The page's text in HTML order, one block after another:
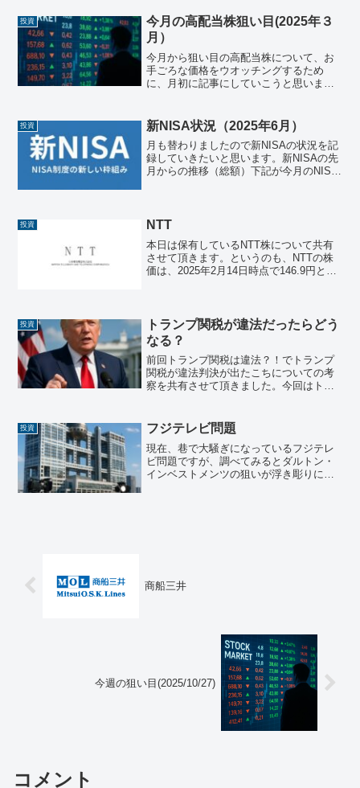
Ｐ...
投資
今月の高配当株狙い目(2025年３
月）
今月から狙い目の高配当株について、お
手ごろな価格をウオッチングするため
に、月初に記事にしていこうと思いま
紹介していくので、株価をチェックして
お手ごろな価格の場合は、購入...
投資 新NISA状況（2025年6月）
月も替わりましたので新NISAの状況を記
録していきたいと思います。新NISAの先
月からの推移（総額）下記が今月のNISA
５...
投資 NTT
本日は保有しているNTT株について共有
させて頂きます。というのも、NTTの株
価は、2025年2月14日時点で146.9円とな
率）...
投資
トランプ関税が違法だったらどう
なる？
前回トランプ関税は違法？！でトランプ
関税が違法判決が出たこちについての考
察を共有させて頂きました。今回はトラ
全体的には、関税撤廃は輸入依存企業株
に追い風で、インフレ低下...
投資 フジテレビ問題
現在、巷で大騒ぎになっているフジテレ
ビ問題ですが、調べてみるとダルトン・
インベストメンツの狙いが浮き彫りにな
商船三井
今週の狙い目(2025/10/27)
コメント